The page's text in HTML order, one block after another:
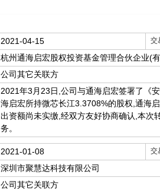
2021-04-15 交
杭州通海启宏股权投资基金管理合伙企业(
公司其它关联方
2021年3月23日,公司与通海启宏签署了《
海启宏所持微芯长江3.3708%的股权,通海
出资额尚未实缴,经双方友好协商确认,本次
务。
2021-01-08 交
深圳市聚慧达科技有限公司
公司其它关联方